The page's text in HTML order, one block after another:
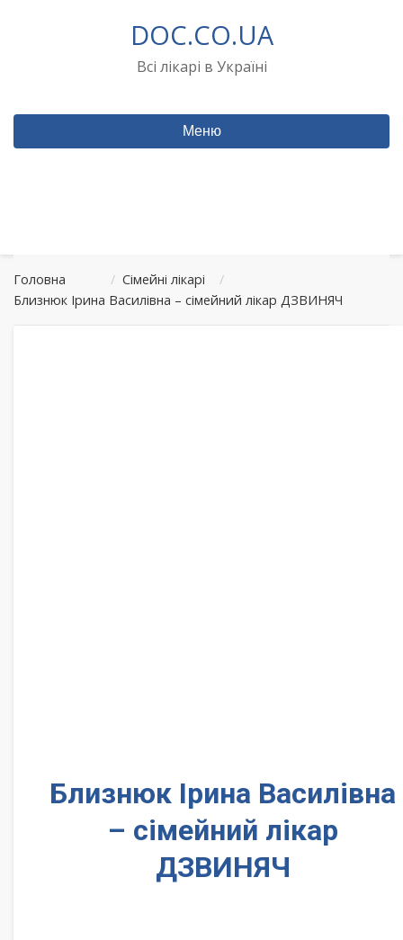
DOC.CO.UA
Всі лікарі в Україні
Меню
Головна / Сімейні лікарі
/
Близнюк Ірина Василівна – сімейний лікар ДЗВИНЯЧ
Близнюк Ірина Василівна
– сімейний лікар
ДЗВИНЯЧ